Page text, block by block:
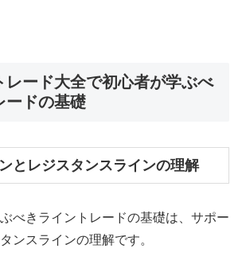
レード大全で初心者が学ぶべ
ードの基礎
とレジスタンスラインの理解
べきライントレードの基礎は、サポー
ンスラインの理解です。